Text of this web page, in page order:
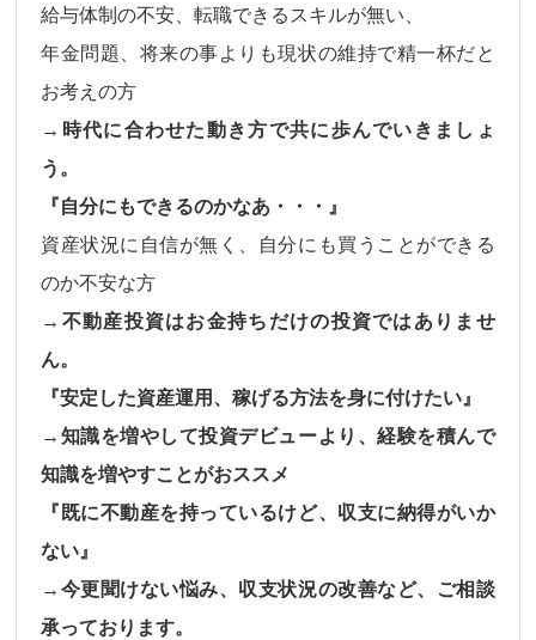
給与体制の不安、転職できるスキルが無い、
年金問題、将来の事よりも現状の維持で精一杯だと
お考えの方
→時代に合わせた動き方で共に歩んでいきましょ
う。
『自分にもできるのかなあ・・・』
資産状況に自信が無く、自分にも買うことができる
のか不安な方
→不動産投資はお金持ちだけの投資ではありませ
ん。
『安定した資産運用、稼げる方法を身に付けたい』
→知識を増やして投資デビューより、経験を積んで
知識を増やすことがおススメ
『既に不動産を持っているけど、収支に納得がいか
ない』
→今更聞けない悩み、収支状況の改善など、ご相談
承っております。